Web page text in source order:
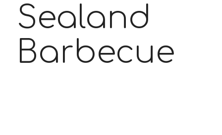
Sealand
Barbecue